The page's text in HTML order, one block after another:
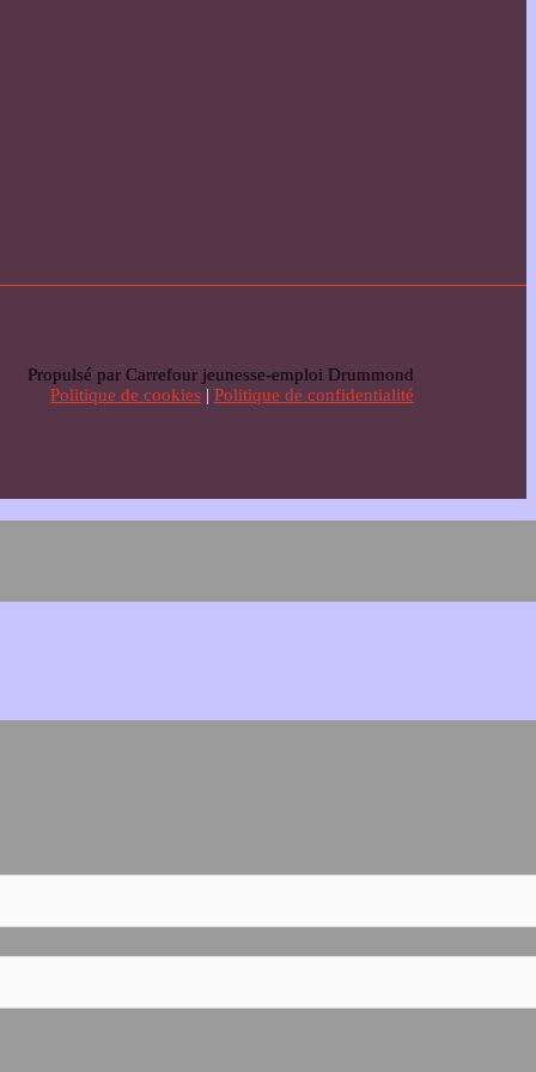
Propulsé par Carrefour jeunesse-emploi Drummond
Politique de cookies | Politique de confidentialité